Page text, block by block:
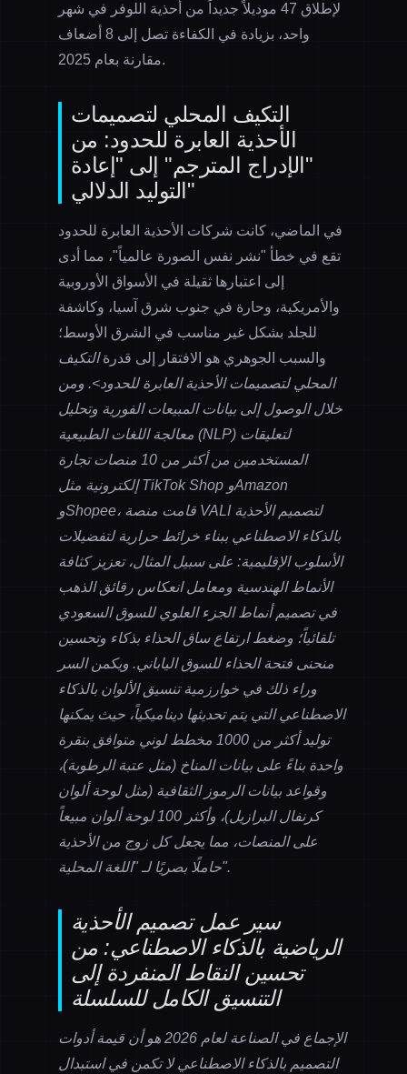
لإطلاق 47 موديلاً جديداً من أحذية اللوفر في شهر
واحد، بزيادة في الكفاءة تصل إلى 8 أضعاف
مقارنة بعام 2025.
التكيف المحلي لتصميمات
الأحذية العابرة للحدود: من
"الإدراج المترجم" إلى "إعادة
التوليد الدلالي"
في الماضي، كانت شركات الأحذية العابرة للحدود
تقع في خطأ "نشر نفس الصورة عالمياً"، مما أدى
إلى اعتبارها ثقيلة في الأسواق الأوروبية
والأمريكية، وحارة في جنوب شرق آسيا، وكاشفة
للجلد بشكل غير مناسب في الشرق الأوسط؛
والسبب الجوهري هو الافتقار إلى قدرةالتكيف
المحلي لتصميمات الأحذية العابرة للحدود>. ومن
خلال الوصول إلى بيانات المبيعات الفورية وتحليل
معالجة اللغات الطبيعية (NLP) لتعليقات
المستخدمين من أكثر من 10 منصات تجارة
إلكترونية مثل TikTok Shop وAmazon
وShopee، قامت منصة VALI لتصميم الأحذية
بالذكاء الاصطناعي ببناء خرائط حرارية لتفضيلات
الأسلوب الإقليمية: على سبيل المثال، تعزيز كثافة
الأنماط الهندسية ومعامل انعكاس رقائق الذهب
في تصميم أنماط الجزء العلوي للسوق السعودي
تلقائياً؛ وضغط ارتفاع ساق الحذاء بذكاء وتحسين
منحنى فتحة الحذاء للسوق الياباني. ويكمن السر
وراء ذلك في خوارزمية تنسيق الألوان بالذكاء
الاصطناعي التي يتم تحديثها ديناميكياً، حيث يمكنها
توليد أكثر من 1000 مخطط لوني متوافق بنقرة
واحدة بناءً على بيانات المناخ (مثل عتبة الرطوبة)،
وقواعد بيانات الرموز الثقافية (مثل لوحة ألوان
كرنفال البرازيل)، وأكثر 100 لوحة ألوان مبيعاً
على المنصات، مما يجعل كل زوج من الأحذية
حاملًا بصريًا لـ "اللغة المحلية".
سير عمل تصميم الأحذية
الرياضية بالذكاء الاصطناعي: من
تحسين النقاط المنفردة إلى
التنسيق الكامل للسلسلة
الإجماع في الصناعة لعام 2026 هو أن قيمة أدوات
التصميم بالذكاء الاصطناعي لا تكمن في استبدال